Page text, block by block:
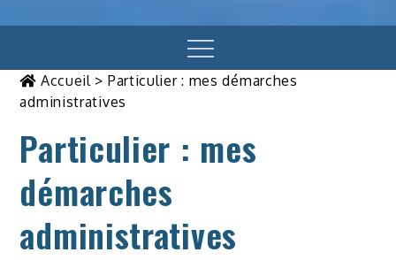
Menu
Accueil> Particulier : mes démarches
administratives
Particulier : mes
démarches
administratives